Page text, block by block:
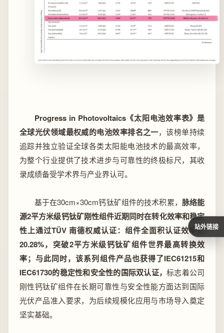
Progress in Photovoltaics《太阳电池效率表》是
全球光伏领域最权威的电池效率排名之一，该榜单持续
追踪并独立验证全球各类太阳能电池技术的最高效率，
为整个行业提供了技术进步与可靠性的终极标尺，其收
录成绩备受学术界与产业界认可。
基于在30cm×30cm钙钛矿组件的技术积累， 脉络能
源2平方米级钙钛矿刚性组件近期同时在转化效率和稳定
性上通过TÜV 南德权威认证：组件全面积认证效率达
20.28%，突破2平方米级钙钛矿组件世界最高转换效
率；与此同时，该系列组件产品也获得了IEC61215和
IEC61730的稳定性和安全性的国际双认证， 标志着公司
刚性钙钛矿组件在长期可靠性与安全性能方面达到国际
光伏产品准入要求，为后续规模化应用与市场导入奠定
坚实基础。
站外链接